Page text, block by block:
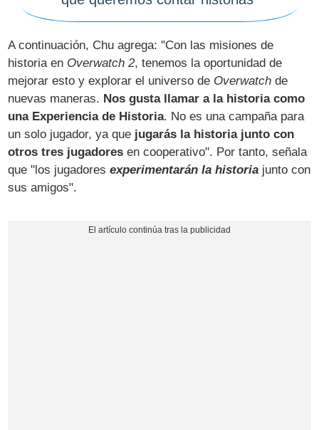
A continuación, Chu agrega: "Con las misiones de
historia en Overwatch 2, tenemos la oportunidad de
mejorar esto y explorar el universo de Overwatch de
nuevas maneras. Nos gusta llamar a la historia como
una Experiencia de Historia. No es una campaña para
un solo jugador, ya que jugarás la historia junto con
otros tres jugadores en cooperativo". Por tanto, señala
que "los jugadoresexperimentarán la historia junto con
sus amigos".